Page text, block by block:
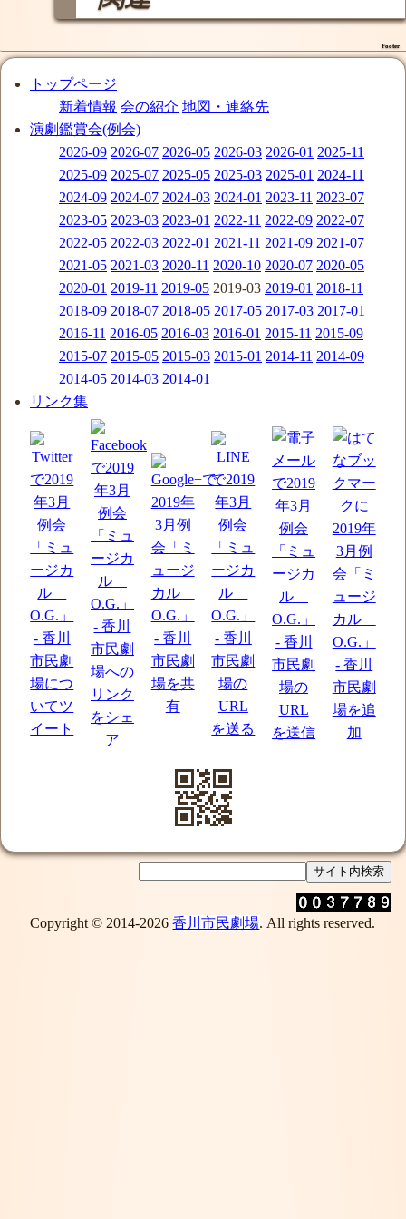
Footer
トップページ
新着情報 会の紹介 地図・連絡先
演劇鑑賞会(例会)
2026-09 2026-07 2026-05 2026-03 2026-01 2025-11
2025-09 2025-07 2025-05 2025-03 2025-01 2024-11
2024-09 2024-07 2024-03 2024-01 2023-11 2023-07
2023-05 2023-03 2023-01 2022-11 2022-09 2022-07
2022-05 2022-03 2022-01 2021-11 2021-09 2021-07
2021-05 2021-03 2020-11 2020-10 2020-07 2020-05
2020-01 2019-11 2019-05 2019-03 2019-01 2018-11
2018-09 2018-07 2018-05 2017-05 2017-03 2017-01
2016-11 2016-05 2016-03 2016-01 2015-11 2015-09
2015-07 2015-05 2015-03 2015-01 2014-11 2014-09
2014-05 2014-03 2014-01
リンク集
Copyright © 2014-2026香川市民劇場. All rights reserved.